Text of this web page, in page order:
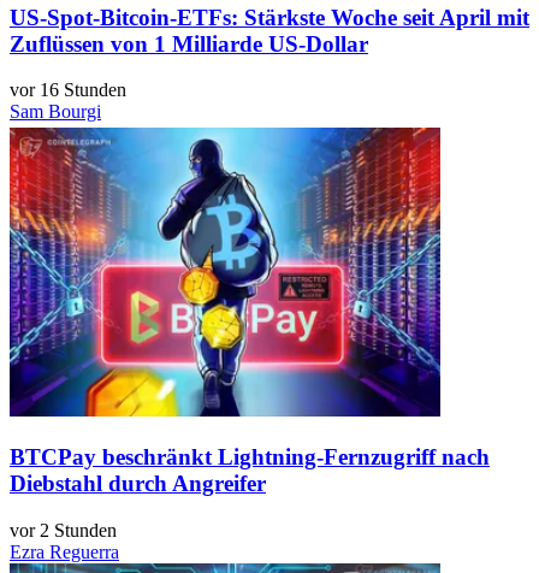
US-Spot-Bitcoin-ETFs: Stärkste Woche seit April mit
Zuflüssen von 1 Milliarde US-Dollar
vor 16 Stunden
Sam Bourgi
BTCPay beschränkt Lightning-Fernzugriff nach
Diebstahl durch Angreifer
vor 2 Stunden
Ezra Reguerra